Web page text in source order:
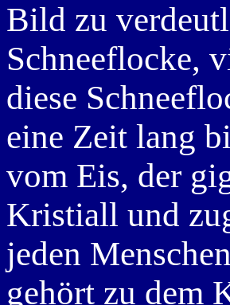
Bild zu
Schneeflocke,
diese
eine Zeit lang
vom Eis, der
Kristiall und
jeden
gehört zu dem